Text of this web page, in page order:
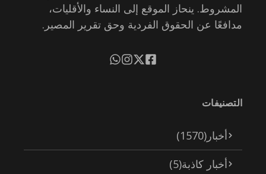
المشروط. ينحاز الموقع إلى النساء والأقليات،
مدافعًا عن الحقوق الفردية وحق تقرير المصير.
التصنيفات
أخبار (1570)
أخبار كاذبة(5)